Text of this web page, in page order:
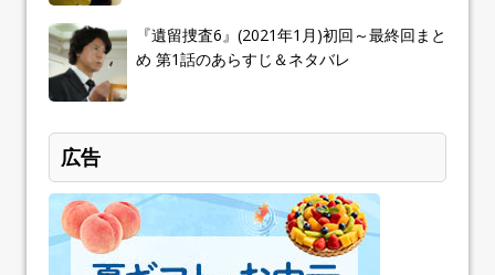
『遺留捜査6』(2021年1月)初回～最終回まと
め 第1話のあらすじ＆ネタバレ
広告